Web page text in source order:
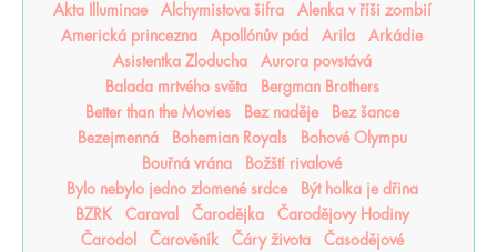
Akta Illuminae
Alchymistova šifra
Alenka v říši zombií
Americká princezna
Apollónův pád Arila
Arkádie
Asistentka Zloducha
Aurora povstává
Balada mrtvého světa
Bergman Brothers
Better than the Movies
Bez naděje
Bez šance
Bezejmenná
Bohemian Royals
Bohové Olympu
Bouřná vrána
Božští rivalové
Bylo nebylo jedno zlomené srdce
Být holka je dřina
BZRK
Caraval Čarodějka
Čarodějovy Hodiny
Čarodol
Čarověník Čáry života
Časodějové